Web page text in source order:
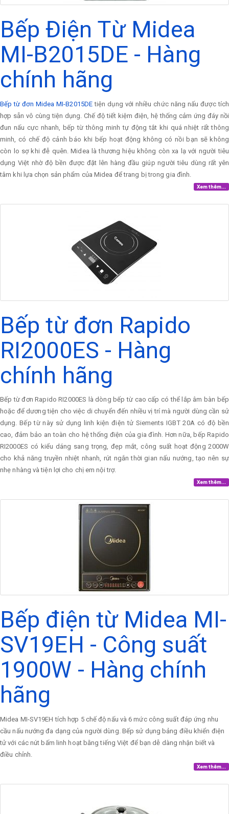
Bếp Điện Từ Midea
MI-B2015DE - Hàng
chính hãng
Bếp từ đơn Midea MI-B2015DE tiện dụng với nhiều chức năng nấu được tích
hợp sẵn vô cùng tiện dụng. Chế độ tiết kiệm điện, hệ thống cảm ứng đáy nồi
đun nấu cực nhanh, bếp từ thông minh tự động tắt khi quá nhiệt rẩt thông
minh, có chế độ cảnh báo khi bếp hoạt động không có nồi bạn sẽ không
còn lo sợ khi đễ quên. Midea là thương hiệu không còn xa lạ với người tiêu
dụng Việt nhờ độ bền được đặt lên hàng đầu giúp người tiêu dùng rất yên
tâm khi lựa chọn sản phẩm của Midea để trang bị trong gia đình.
Xem thêm...
Bếp từ đơn Rapido
RI2000ES - Hàng
chính hãng
Bếp từ đơn Rapido RI2000ES là dòng bếp từ cao cấp có thể lắp âm bàn bếp
hoặc để dương tiện cho việc di chuyển đến nhiều vị trí mà người dùng cần sử
dụng. Bếp từ này sử dụng linh kiện điện tử Siements IGBT 20A có độ bền
cao, đảm bảo an toàn cho hệ thống điện của gia đình. Hơn nữa, bếp Rapido
RI2000ES có kiểu dáng sang trọng, đẹp mắt, công suất hoạt động 2000W
cho khả năng truyền nhiệt nhanh, rút ngắn thời gian nấu nướng, tạo nên sự
nhẹ nhàng và tiện lợi cho chị em nội trợ.
Xem thêm...
Bếp điện từ Midea MI-
SV19EH - Công suất
1900W - Hàng chính
hãng
Midea MI-SV19EH tích hợp 5 chế độ nấu và 6 mức công suất đáp ứng nhu
cầu nấu nướng đa dạng của người dùng. Bếp sử dụng bảng điều khiển điện
tử với các nút bấm linh hoạt bằng tiếng Việt để bạn dễ dàng nhận biết và
điều chỉnh.
Xem thêm...